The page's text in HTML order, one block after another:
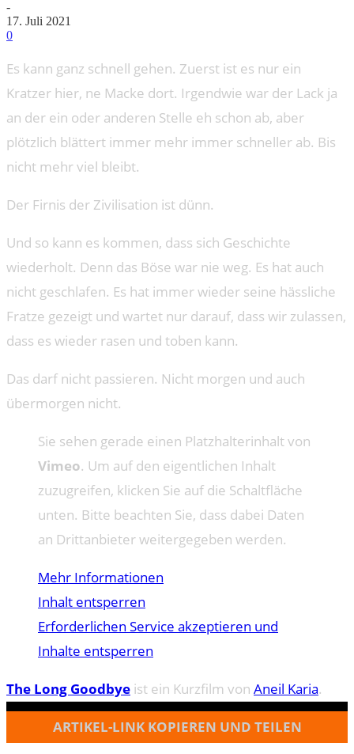
-
17. Juli 2021
0
Es kann ganz schnell gehen. Zuerst ist es nur ein
Kratzer hier, ne Macke dort. Irgendwie war der Lack ja
an der ein oder anderen Stelle eh schon ab, aber
plötzlich blättert immer mehr immer schneller ab. Bis
nicht mehr viel bleibt.
Der Firnis der Zivilisation ist dünn.
Und so kann es kommen, dass sich Geschichte
wiederholt. Denn das Böse war nie weg. Es hat auch
nicht geschlafen. Es hat immer wieder seine hässliche
Fratze gezeigt und wartet nur darauf, dass wir zulassen,
dass es wieder rasen und toben kann.
Das darf nicht passieren. Nicht morgen und auch
übermorgen nicht.
Sie sehen gerade einen Platzhalterinhalt von
Vimeo. Um auf den eigentlichen Inhalt
zuzugreifen, klicken Sie auf die Schaltfläche
unten. Bitte beachten Sie, dass dabei Daten
an Drittanbieter weitergegeben werden.
Mehr Informationen
Inhalt entsperren
Erforderlichen Service akzeptieren und
Inhalte entsperren
The Long Goodbye ist ein Kurzfilm von Aneil Karia.
ARTIKEL-LINK KOPIEREN UND TEILEN